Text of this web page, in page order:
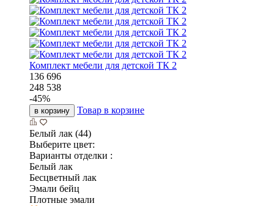
Комплект мебели для детской ТК 2
136 696
248 538
-45%
в корзину Товар в корзине
Белый лак (44)
Выберите цвет:
Варианты отделки :
Белый лак
Бесцветный лак
Эмали бейц
Плотные эмали